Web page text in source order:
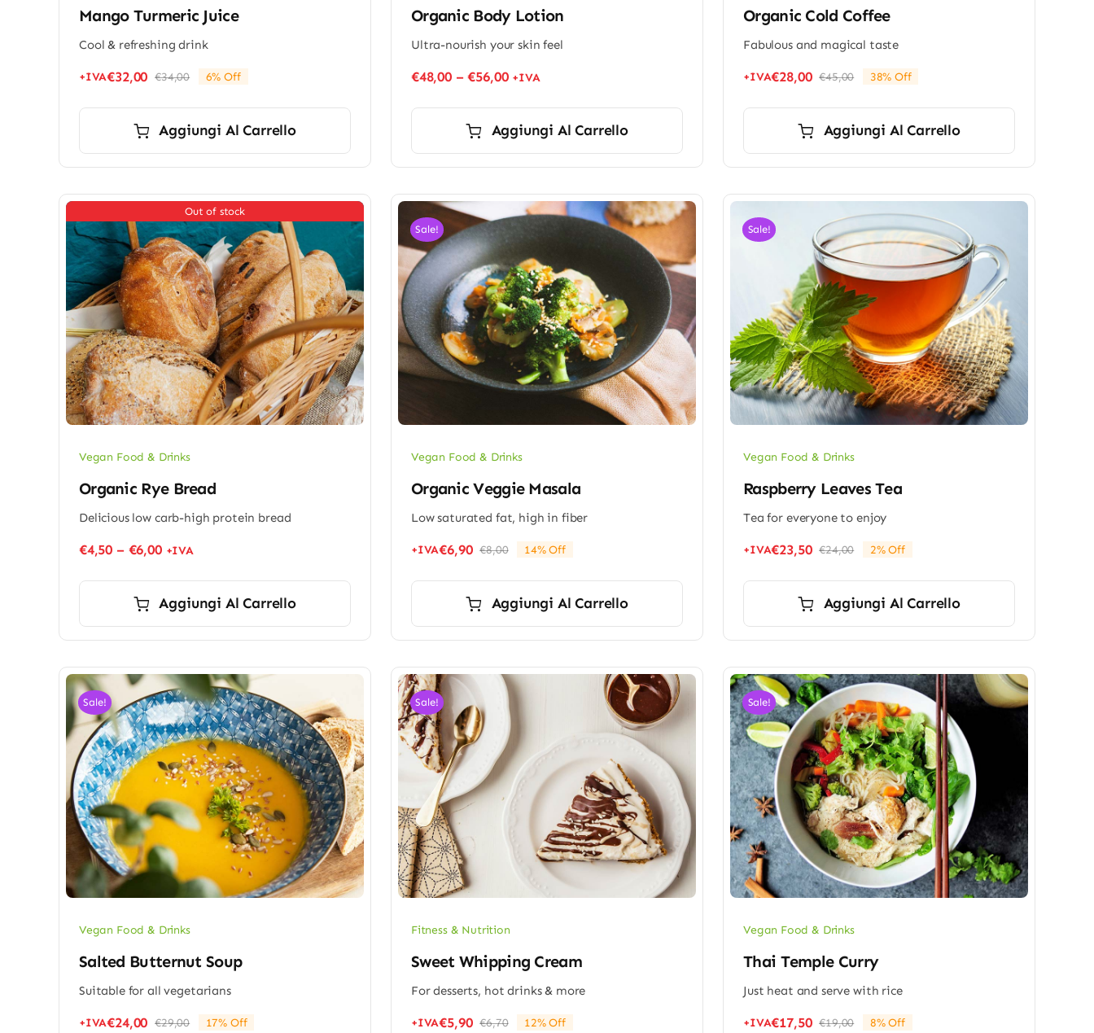
Mango Turmeric Juice
Cool & refreshing drink
€34,00Il
era:
€32,00
Il
è:
+IVA 6% Off
Aggiungi Al Carrello
Organic Body Lotion
Ultra-nourish your skin feel
€48,00–€56,00 +IVA
Aggiungi Al Carrello
Organic Cold Coffee
Fabulous and magical taste
€45,00Il
era:
€28,00
Il
è:
+IVA 38% Off
Aggiungi Al Carrello
Out of stock
Vegan Food & Drinks
Organic Rye Bread
Delicious low carb-high protein bread
€4,50 – €6,00 +IVA
Aggiungi Al Carrello
Sale!
Vegan Food & Drinks
Organic Veggie Masala
Low saturated fat, high in fiber
€8,00Il
era:
€6,90
Il
è:
+IVA 14% Off
Aggiungi Al Carrello
Sale!
Vegan Food & Drinks
Raspberry Leaves Tea
Tea for everyone to enjoy
€24,00Il
era:
€23,50
Il
è:
+IVA 2% Off
Aggiungi Al Carrello
Sale!
Vegan Food & Drinks
Salted Butternut Soup
Suitable for all vegetarians
€29,00Il
€24,00
Il
+IVA 17% Off
Sale!
Fitness & Nutrition
Sweet Whipping Cream
For desserts, hot drinks & more
€6,70Il
€5,90
Il
+IVA 12% Off
Sale!
Vegan Food & Drinks
Thai Temple Curry
Just heat and serve with rice
€19,00Il
€17,50
Il
+IVA 8% Off